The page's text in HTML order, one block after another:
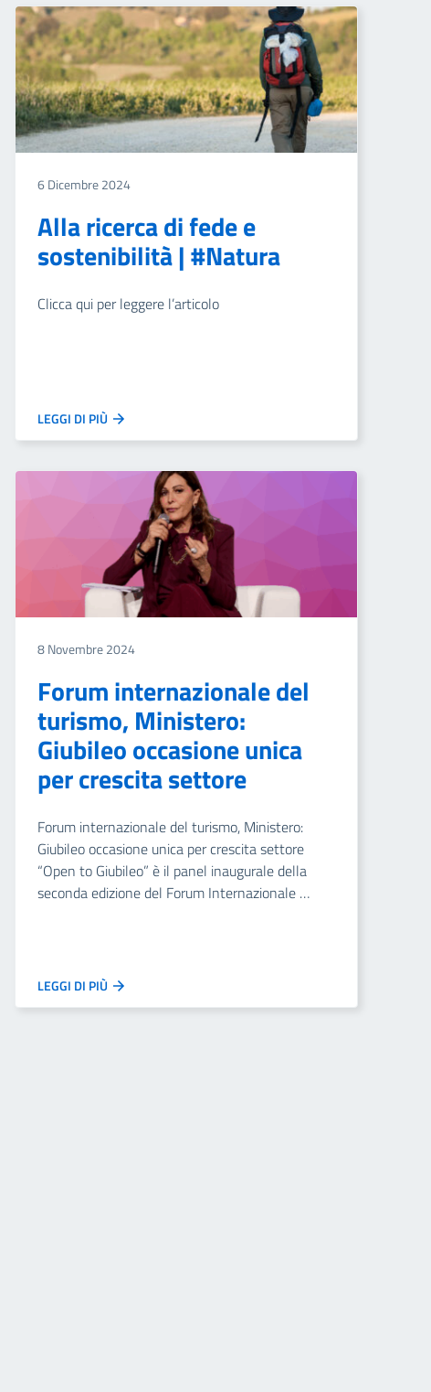
6 Dicembre 2024
Alla ricerca di fede e
sostenibilità | #Natura
Clicca qui per leggere l’articolo
LEGGI DI PIÙ
8 Novembre 2024
Forum internazionale del
turismo, Ministero:
Giubileo occasione unica
per crescita settore
Forum internazionale del turismo, Ministero:
Giubileo occasione unica per crescita settore
“Open to Giubileo” è il panel inaugurale della
seconda edizione del Forum Internazionale …
LEGGI DI PIÙ